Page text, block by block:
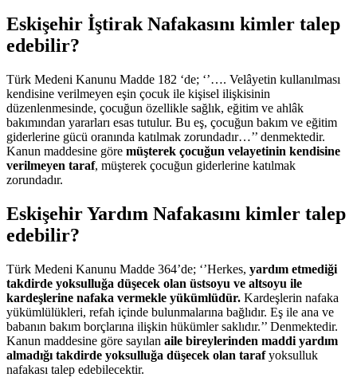
Eskişehir İştirak Nafakasını kimler talep
edebilir?
Türk Medeni Kanunu Madde 182 ‘de; ‘’…. Velâyetin kullanılması
kendisine verilmeyen eşin çocuk ile kişisel ilişkisinin
düzenlenmesinde, çocuğun özellikle sağlık, eğitim ve ahlâk
bakımından yararları esas tutulur. Bu eş, çocuğun bakım ve eğitim
giderlerine gücü oranında katılmak zorundadır…’’ denmektedir.
Kanun maddesine göre müşterek çocuğun velayetinin kendisine
verilmeyen taraf, müşterek çocuğun giderlerine katılmak
zorundadır.
Eskişehir Yardım Nafakasını kimler talep
edebilir?
Türk Medeni Kanunu Madde 364’de; ‘’Herkes, yardım etmediği
takdirde yoksulluğa düşecek olan üstsoyu ve altsoyu ile
kardeşlerine nafaka vermekle yükümlüdür. Kardeşlerin nafaka
yükümlülükleri, refah içinde bulunmalarına bağlıdır. Eş ile ana ve
babanın bakım borçlarına ilişkin hükümler saklıdır.’’ Denmektedir.
Kanun maddesine göre sayılan aile bireylerinden maddi yardım
almadığı takdirde yoksulluğa düşecek olan tarafyoksulluk
nafakası talep edebilecektir.